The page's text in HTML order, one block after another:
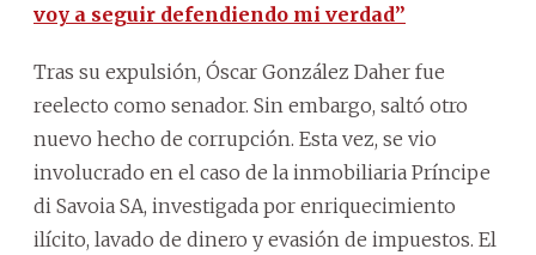
voy a seguir defendiendo mi verdad”
Tras su expulsión, Óscar González Daher fue
reelecto como senador. Sin embargo, saltó otro
nuevo hecho de corrupción. Esta vez, se vio
involucrado en el caso de la inmobiliaria Príncipe
di Savoia SA, investigada por enriquecimiento
ilícito, lavado de dinero y evasión de impuestos. El